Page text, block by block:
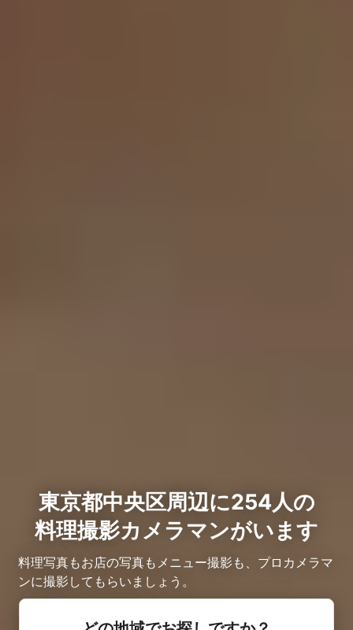
東京都中央区周辺に254人の
料理撮影カメラマンがいます
料理写真もお店の写真もメニュー撮影も、プロカメラマ
ンに撮影してもらいましょう。